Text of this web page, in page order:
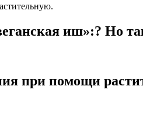
иш»:? Но
при помощи